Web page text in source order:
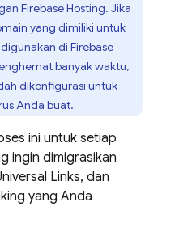
Firebase Hosting. Jika
yang dimiliki untuk
di Firebase
banyak waktu,
dikonfigurasi untuk
Anda buat.
ini untuk setiap
ingin dimigrasikan
Links, dan
yang Anda